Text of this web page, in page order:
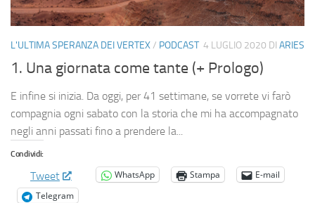
L'ULTIMA SPERANZA DEI VERTEX/ PODCAST 4 LUGLIO 2020 DI ARIES
1. Una giornata come tante (+ Prologo)
E infine si inizia. Da oggi, per 41 settimane, se vorrete vi farò
compagnia ogni sabato con la storia che mi ha accompagnato
negli anni passati fino a prendere la...
Condividi:
Tweet WhatsApp Stampa
E-mail
Telegram